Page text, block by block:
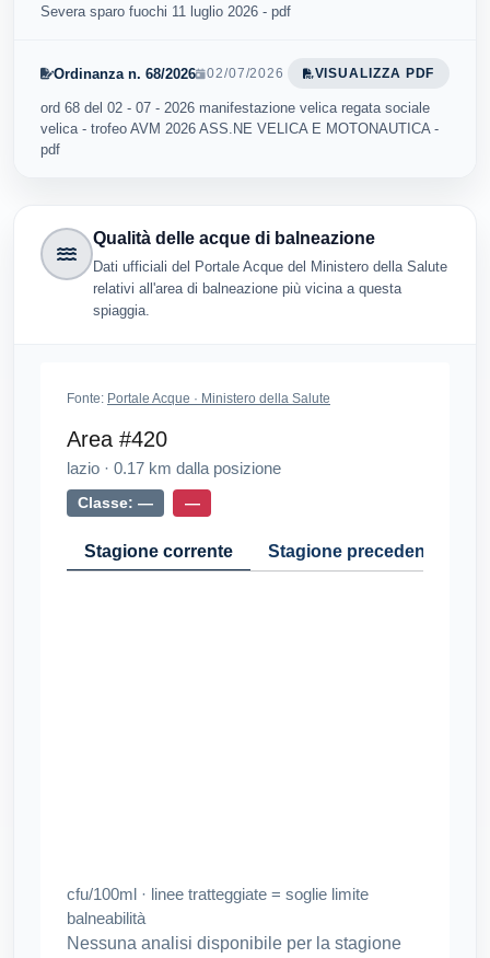
Severa sparo fuochi 11 luglio 2026 - pdf
Ordinanza n. 68/2026 02/07/2026 VISUALIZZA PDF
ord 68 del 02 - 07 - 2026 manifestazione velica regata sociale
velica - trofeo AVM 2026 ASS.NE VELICA E MOTONAUTICA -
pdf
Qualità delle acque di balneazione
Dati ufficiali del Portale Acque del Ministero della Salute
relativi all'area di balneazione più vicina a questa
spiaggia.
Fonte: Portale Acque · Ministero della Salute
Area #420
lazio · 0.17 km dalla posizione
Classe: — —
Stagione corrente Stagione precedente
cfu/100ml · linee tratteggiate = soglie limite
balneabilità
Nessuna analisi disponibile per la stagione